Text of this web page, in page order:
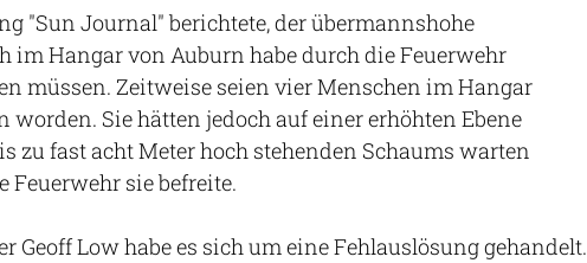
"Sun Journal" berichtete, der übermannshohe
im Hangar von Auburn habe durch die Feuerwehr
müssen. Zeitweise seien vier Menschen im Hangar
worden. Sie hätten jedoch auf einer erhöhten Ebene
zu fast acht Meter hoch stehenden Schaums warten
Feuerwehr sie befreite.
Geoff Low habe es sich um eine Fehlauslösung gehandelt.